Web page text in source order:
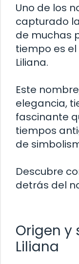
Uno de los
capturado
de muchas
tiempo es
Liliana.
Este
elegancia,
fascinante
tiempos
de
Descubre
detrás del
Origen y
Liliana